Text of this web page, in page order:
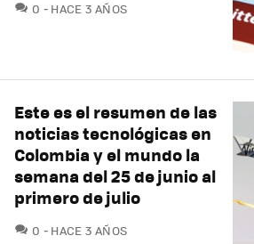
0 COMENTARIOS
HACE 3 AÑOS
Este es el resumen de las
noticias tecnológicas en
Colombia y el mundo la
semana del 25 de junio al
primero de julio
0 COMENTARIOS
HACE 3 AÑOS